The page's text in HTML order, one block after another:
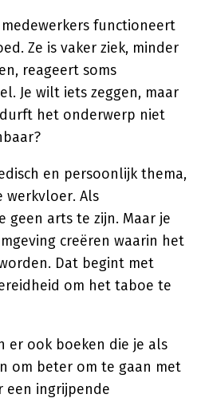
functioneert
Ze is vaker ziek, minder
reageert soms
Je wilt iets zeggen, maar
het onderwerp niet
en persoonlijk thema,
werkvloer. Als
geen arts te zijn. Maar je
creëren waarin het
Dat begint met
om het taboe te
er ook boeken die je als
om beter om te gaan met
een ingrijpende